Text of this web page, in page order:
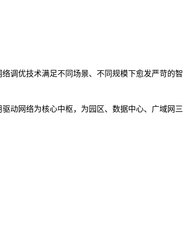
调优技术满足不同场景、不同规模下愈发严苛的
动网络为核心中枢，为园区、数据中心、广域网